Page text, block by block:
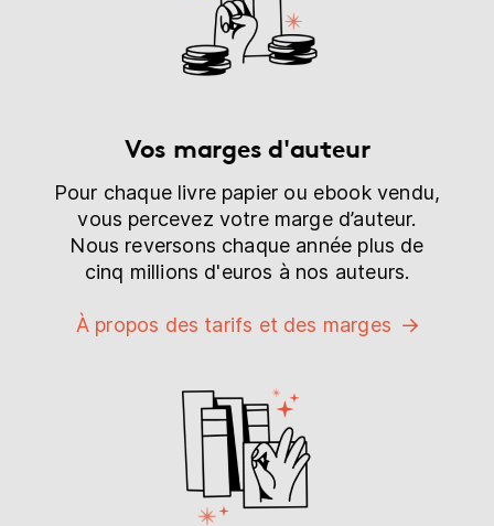
Vos marges d'auteur
Pour chaque livre papier ou ebook vendu,
vous percevez votre marge d’auteur.
Nous reversons chaque année plus de
cinq millions d'euros à nos auteurs.
À propos des tarifs et des marges